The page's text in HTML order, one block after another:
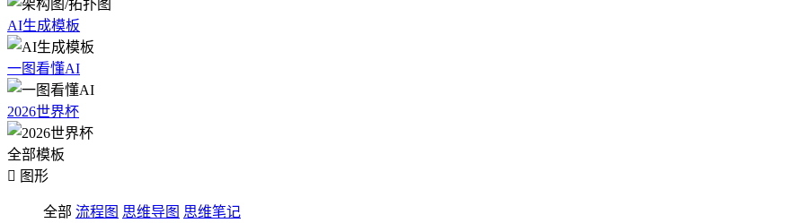
AI生成模板
一图看懂AI
2026世界杯
全部模板
 图形
全部 流程图 思维导图 思维笔记